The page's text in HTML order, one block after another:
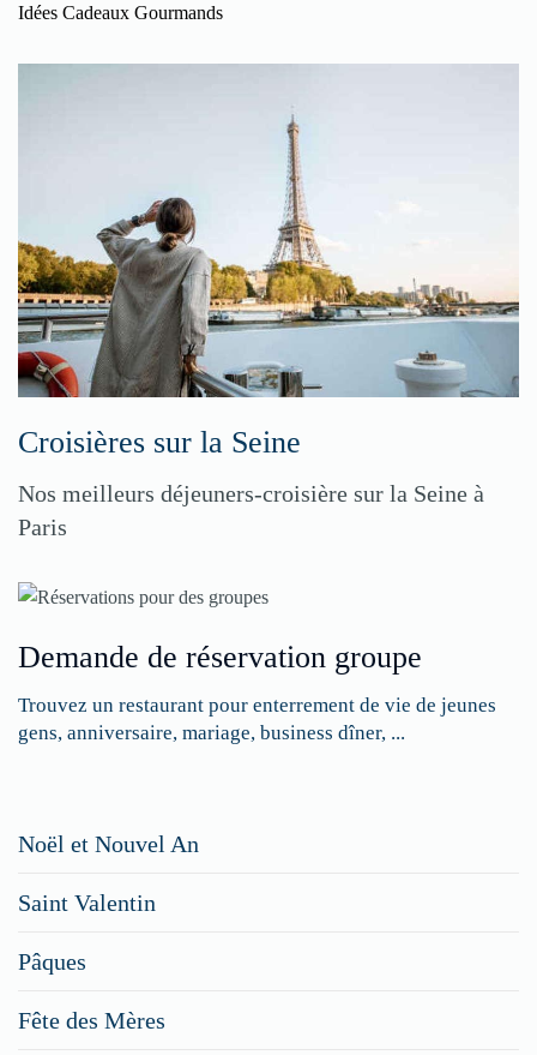
Idées Cadeaux Gourmands
Croisières sur la Seine
Nos meilleurs déjeuners-croisière sur la Seine à
Paris
Demande de réservation groupe
Trouvez un restaurant pour enterrement de vie de jeunes
gens, anniversaire, mariage, business dîner, ...
Noël et Nouvel An
Saint Valentin
Pâques
Fête des Mères